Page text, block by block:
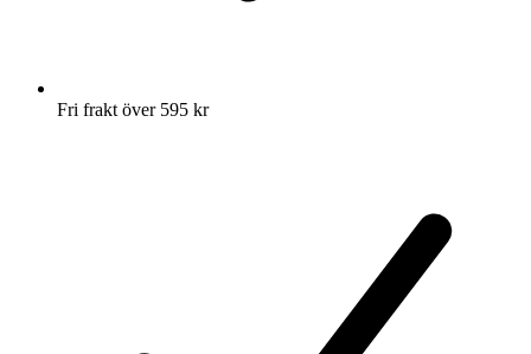
Fri frakt över 595 kr